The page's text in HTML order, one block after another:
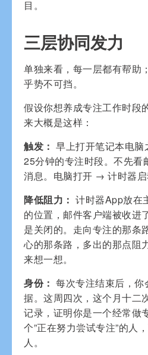
目。
三层协同发力
单独来看，每一层都有帮助
乎势不可挡。
假设你想养成专注工作时段
来大概是这样：
触发： 早上打开笔记本电
25分钟的专注时段。不先看
消息。电脑打开 → 计时器启
降低阻力： 计时器App放在
的位置，邮件客户端被收进
是关闭的。走向专注的那条
心的那条路，多出的那点阻
来想一想。
身份： 每次专注结束后，
据。这周四次，这个月十二
记录，证明你是一个经常做
个”正在努力尝试专注”的人
人。